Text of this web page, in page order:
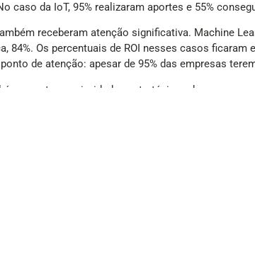
caso da IoT, 95% realizaram aportes e 55%
receberam atenção significativa. Machine
84%. Os percentuais de ROI nesses casos
de atenção: apesar de 95% das empresas
aponta as prioridades estratégicas das